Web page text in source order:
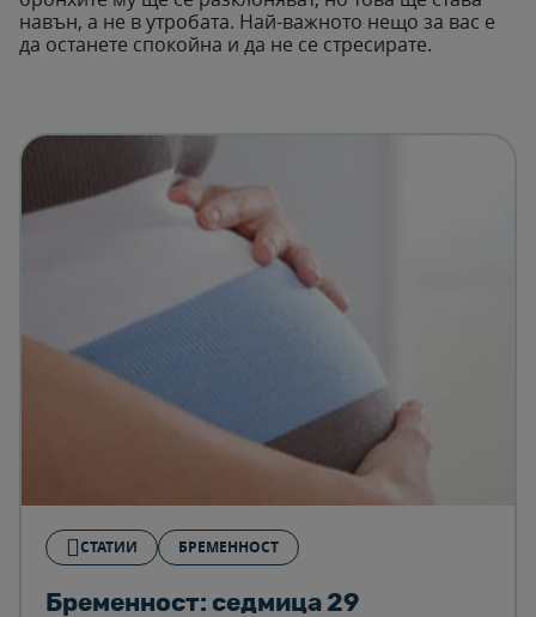
навън, а не в утробата. Най-важното нещо за вас е
да останете спокойна и да не се стресирате.
СТАТИИ БРЕМЕННОСТ
Бременност: седмица 29